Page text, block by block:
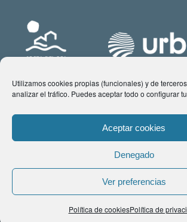
Utilizamos cookies propias (funcionales) y de
analizar el tráfico. Puedes aceptar todo o configurar
Aceptar cookies
Denegado
Ver preferencias
Política de cookiesPolítica de
© Copyright 2021 www.costadelsol.eco. Todos los
Aviso legal|Política de privacidad|Política de
comunicacion@costadelsol.eco